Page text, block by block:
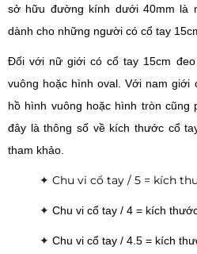
sở hữu đường kính dưới 40mm là
dành cho những người có cổ tay
Đối với nữ giới có cổ tay 15cm
vuông hoặc hình oval. Với nam giới
hồ hình vuông hoặc hình tròn
đây là thông số về kích thước cổ
tham khảo.
✦ Chu vi cổ tay / 5 = kích
✦ Chu vi cổ tay / 4 = kích
✦ Chu vi cổ tay / 4.5 = kích